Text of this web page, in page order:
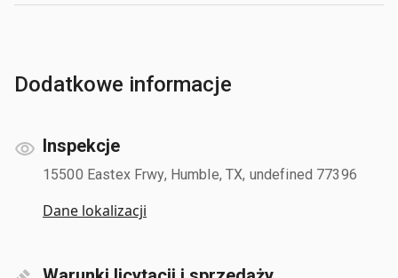
Dodatkowe informacje
Inspekcje
15500 Eastex Frwy, Humble, TX, undefined 77396
Dane lokalizacji